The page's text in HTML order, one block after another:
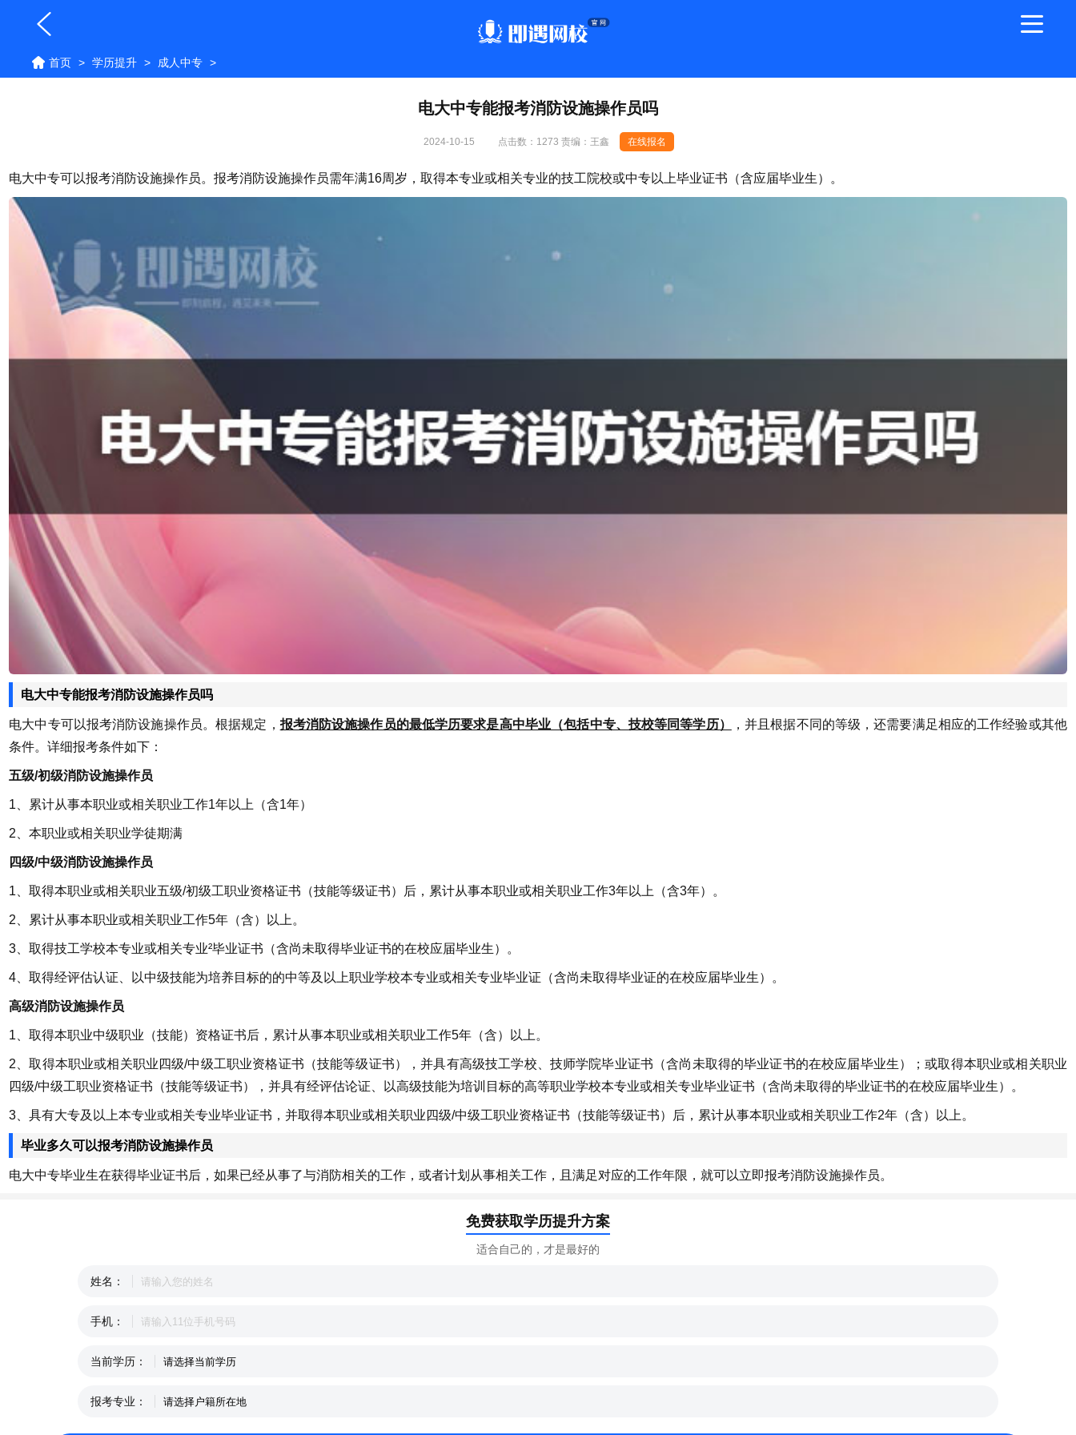
首页 > 学历提升 > 成人中专 >
电大中专能报考消防设施操作员吗
2024-10-15 点击数： 1273 责编：王鑫 在线报名
电大中专可以报考消防设施操作员。报考消防设施操作员需年满16周岁，取得本专业或相关专业的技工院校或中专以上毕业证书（含应届毕业生）。
电大中专能报考消防设施操作员吗
电大中专可以报考消防设施操作员。根据规定， 报考消防设施操作员的最低学历要求是‌高中毕业（包括中专、技校等同等学历）‌
，并且根据不同的等级，还需要满足相应的工作经验或其他
条件。详细报考条件如下：
五级/初级消防设施操作员
1、累计从事本职业或相关职业工作1年以上（含1年）
2、本职业或相关职业学徒期满
四级/中级消防设施操作员
1、取得本职业或相关职业五级/初级工职业资格证书（技能等级证书）后，累计从事本职业或相关职业工作3年以上（含3年）。
2、累计从事本职业或相关职业工作5年（含）以上。
3、取得技工学校本专业或相关专业²毕业证书（含尚未取得毕业证书的在校应届毕业生）。
4、取得经评估认证、以中级技能为培养目标的的中等及以上职业学校本专业或相关专业毕业证（含尚未取得毕业证的在校应届毕业生）。
高级消防设施操作员
1、取得本职业中级职业（技能）资格证书后，累计从事本职业或相关职业工作5年（含）以上。
2、取得本职业或相关职业四级/中级工职业资格证书（技能等级证书），并具有高级技工学校、技师学院毕业证书（含尚未取得的毕业证书的在校应届毕业生）；或取得本职业或相关职业
四级/中级工职业资格证书（技能等级证书），并具有经评估论证、以高级技能为培训目标的高等职业学校本专业或相关专业毕业证书（含尚未取得的毕业证书的在校应届毕业生）。
3、具有大专及以上本专业或相关专业毕业证书，并取得本职业或相关职业四级/中级工职业资格证书（技能等级证书）后，累计从事本职业或相关职业工作2年（含）以上。
毕业多久可以报考消防设施操作员
电大中专毕业生在获得毕业证书后，如果已经从事了与消防相关的工作，或者计划从事相关工作，且满足对应的工作年限，就可以立即报考消防设施操作员。
免费获取学历提升方案
适合自己的，才是最好的
姓名：
手机：
当前学历：
报考专业：